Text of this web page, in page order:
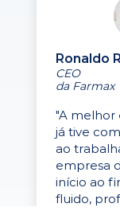
Ronaldo
CEO
da Farmax
"A melhor
já tive
ao
empresa
início ao
fluido,